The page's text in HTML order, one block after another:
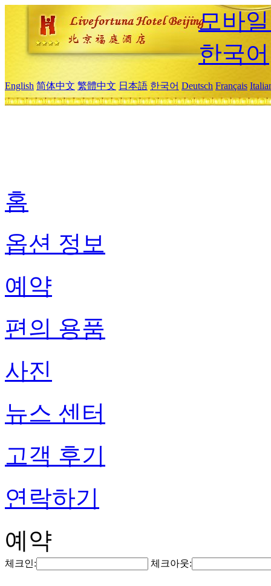
모바
한국어
English 简体中文 繁體中文 日本語 한국어 Deutsch Français
홈
옵션 정보
예약
편의 용품
사진
뉴스 센터
고객 후기
연락하기
예약
체크인: 체크아웃: